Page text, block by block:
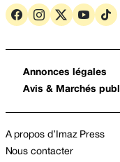
Annonces légales
Avis & Marchés
A propos d’Imaz Press
Nous contacter